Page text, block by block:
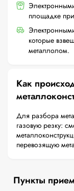
площадке
которые
металлолом.
Как
Для разбора
газовую резку:
перевозящую
Пункты